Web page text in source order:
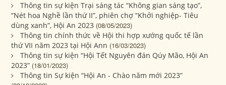
Thông tin sự kiện Trại sáng tác “Không gian sáng tạo”,
“Nét hoa Nghề lần thứ II”, phiên chợ “Khởi nghiệp- Tiêu
dùng xanh”, Hội An 2023 (08/05/2023)
Thông tin chính thức về Hội thi hợp xướng quốc tế lần
thứ VII năm 2023 tại Hội Ann (16/03/2023)
Thông tin sự kiện “Hội Tết Nguyên đán Qúy Mão, Hội An
2023” (18/01/2023)
Thông tin Sự kiện “Hội An - Chào năm mới 2023”